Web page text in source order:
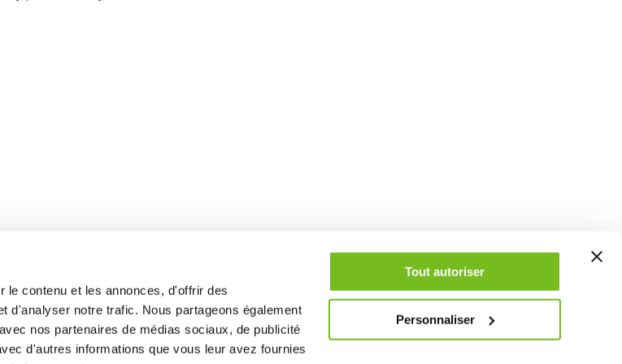
le contenu et les annonces, d'offrir des
d'analyser notre trafic. Nous partageons également
nos partenaires de médias sociaux, de publicité
d'autres informations que vous leur avez fournies
Tout autoriser
Personnaliser